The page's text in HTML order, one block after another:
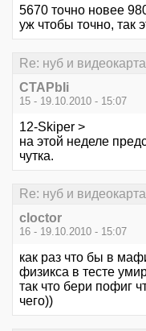
5670 точно новее
уж чтобы точно, так
Re: нуб и видеокарта
CTAPbIi
15 - 19.10.2010 - 15:07
12-Skiper >
на этой неделе
чутка.
Re: нуб и видеокарта
cloctor
16 - 19.10.2010 - 15:07
как раз что бы в
физикса в тесте
так что бери пофиг
чего))